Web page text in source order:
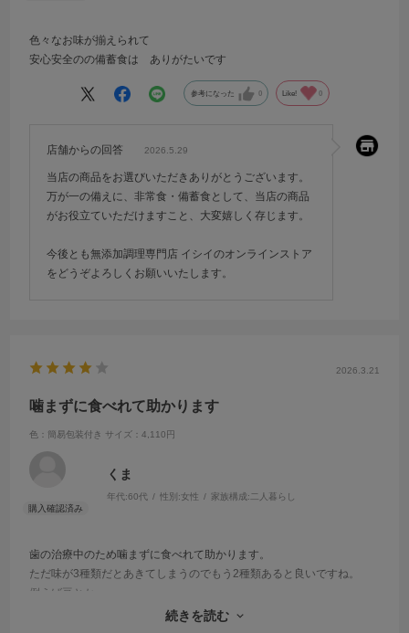
色々なお味が揃えられて
安心安全のの備蓄食は ありがたいです
参考になった 0 Like! 0
店舗からの回答 2026.5.29
当店の商品をお選びいただきありがとうございます。
万が一の備えに、非常食・備蓄食として、当店の商品
がお役立ていただけますこと、大変嬉しく存じます。
今後とも無添加調理専門店 イシイのオンラインストア
をどうぞよろしくお願いいたします。
2026.3.21
噛まずに食べれて助かります
色：簡易包装付き サイズ：4,110円
くま
年代:60代 性別:女性 家族構成: 二人暮らし
歯の治療中のため噛まずに食べれて助かります。
ただ味が3種類だとあきてしまうのでもう2種類あると良いですね。
例えば豆とか…
あと袋から取り出す時に汁が飛んで周りを汚すことがあるのと、最後
続きを読む